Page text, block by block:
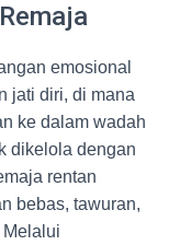
emosional
jati diri, di mana
ke dalam wadah
dikelola dengan
rentan
bebas, tawuran,